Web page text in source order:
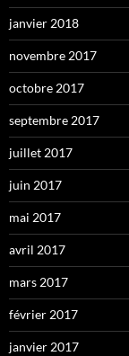
janvier 2018
novembre 2017
octobre 2017
septembre 2017
juillet 2017
juin 2017
mai 2017
avril 2017
mars 2017
février 2017
janvier 2017